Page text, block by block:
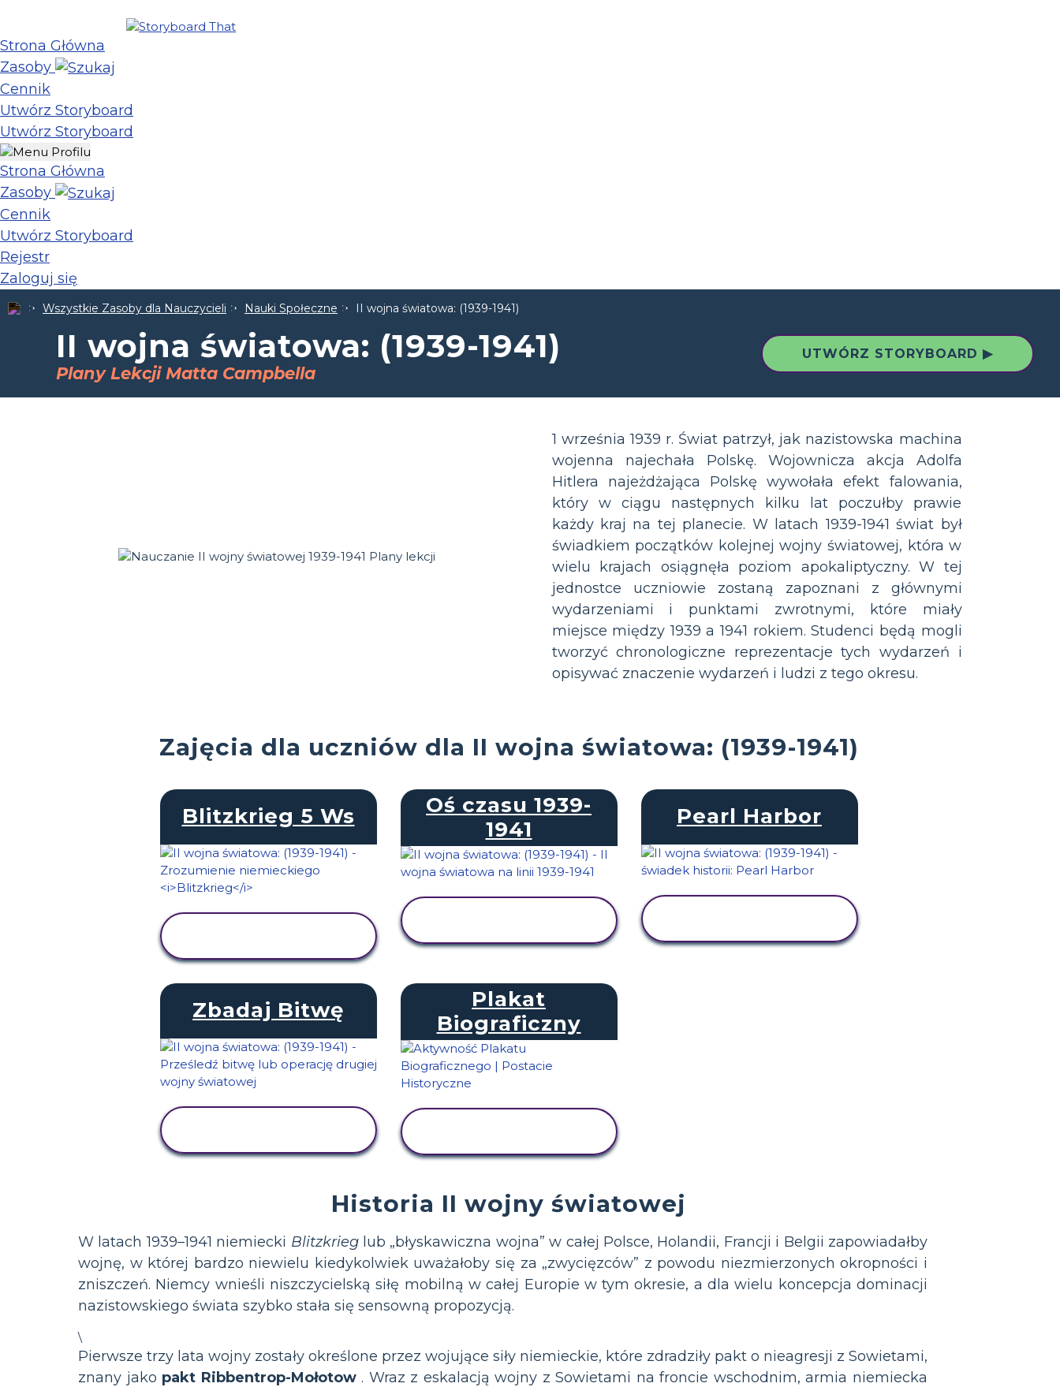
Strona Główna
Zasoby
Cennik
Utwórz Storyboard
Utwórz Storyboard
Strona Główna
Zasoby
Cennik
Utwórz Storyboard
Rejestr
Zaloguj się
Wszystkie Zasoby dla Nauczycieli Nauki Społeczne II wojna światowa: (1939-1941)
II wojna światowa: (1939-1941)
Plany Lekcji Matta Campbella
UTWÓRZ STORYBOARD ▶
1 września 1939 r. Świat patrzył, jak nazistowska machina
wojenna najechała Polskę. Wojownicza akcja Adolfa
Hitlera najeżdżająca Polskę wywołała efekt falowania,
który w ciągu następnych kilku lat poczułby prawie
każdy kraj na tej planecie. W latach 1939-1941 świat był
świadkiem początków kolejnej wojny światowej, która w
wielu krajach osiągnęła poziom apokaliptyczny. W tej
jednostce uczniowie zostaną zapoznani z głównymi
wydarzeniami i punktami zwrotnymi, które miały
miejsce między 1939 a 1941 rokiem. Studenci będą mogli
tworzyć chronologiczne reprezentacje tych wydarzeń i
opisywać znaczenie wydarzeń i ludzi z tego okresu.
Zajęcia dla uczniów dla II wojna światowa: (1939-1941)
Blitzkrieg 5 Ws
Oś czasu 1939-
1941
Pearl Harbor
Zbadaj Bitwę
Plakat
Biograficzny
Historia II wojny światowej
W latach 1939–1941 niemiecki Blitzkrieglub „błyskawiczna wojna” w całej Polsce, Holandii, Francji i Belgii zapowiadałby
wojnę, w której bardzo niewielu kiedykolwiek uważałoby się za „zwycięzców” z powodu niezmierzonych okropności i
zniszczeń. Niemcy wnieśli niszczycielską siłę mobilną w całej Europie w tym okresie, a dla wielu koncepcja dominacji
nazistowskiego świata szybko stała się sensowną propozycją.
\
Pierwsze trzy lata wojny zostały określone przez wojujące siły niemieckie, które zdradziły pakt o nieagresji z Sowietami,
znany jako pakt Ribbentrop-Mołotow. Wraz z eskalacją wojny z Sowietami na froncie wschodnim, armia niemiecka